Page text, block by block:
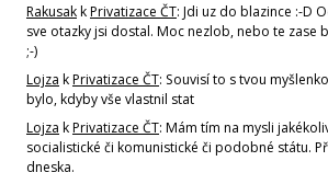
RakusakkPrivatizace ČT: Jdi uz do blazince :-D
sve otazky jsi dostal. Moc nezlob, nebo te zase
;-)
Lojza kPrivatizace ČT: Souvisí to s tvou
bylo, kdyby vše vlastnil stat
Lojza kPrivatizace ČT: Mám tím na mysli
socialistické či komunistické či podobné státu.
dneska.